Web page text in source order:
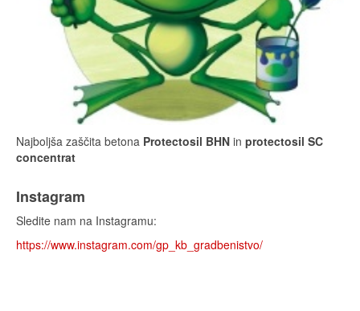
Najboljša zaščita betona Protectosil BHN in protectosil SC
concentrat
Instagram
Sledite nam na Instagramu:
https://www.instagram.com/gp_kb_gradbenistvo/